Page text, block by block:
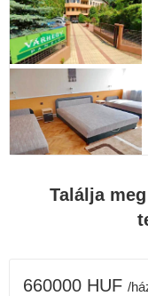
Találja
660000 HUF /